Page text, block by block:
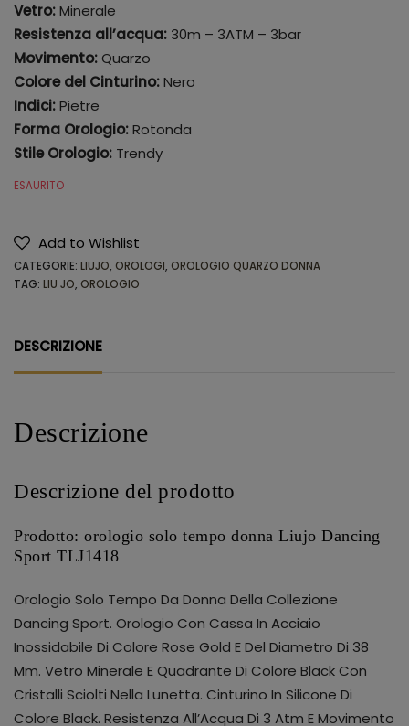
Vetro:Minerale
Resistenza all’acqua: 30m – 3ATM – 3bar
Movimento:Quarzo
Colore del Cinturino:Nero
Indici:Pietre
Forma Orologio:Rotonda
Stile Orologio: Trendy
ESAURITO
Add to Wishlist
CATEGORIE: LIUJO, OROLOGI, OROLOGIO QUARZO DONNA
TAG: LIU JO, OROLOGIO
DESCRIZIONE
Descrizione
Descrizione del prodotto
Prodotto: orologio solo tempo donna Liujo Dancing
Sport TLJ1418
Orologio Solo Tempo Da Donna Della Collezione
Dancing Sport. Orologio Con Cassa In Acciaio
Inossidabile Di Colore Rose Gold E Del Diametro Di 38
Mm. Vetro Minerale E Quadrante Di Colore Black Con
Cristalli Sciolti Nella Lunetta. Cinturino In Silicone Di
Colore Black. Resistenza All’Acqua Di 3 Atm E Movimento